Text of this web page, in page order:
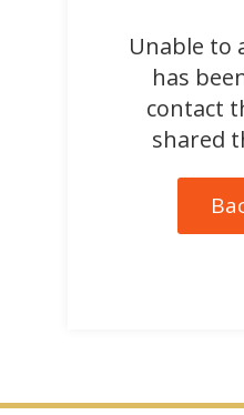
Unable to
has
contact
shared